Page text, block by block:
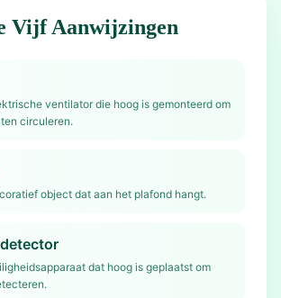
Vijf Aanwijzingen
ventilator die hoog is gemonteerd om
circuleren.
object dat aan het plafond hangt.
dat hoog is geplaatst om